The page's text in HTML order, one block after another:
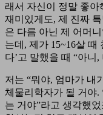
래서 자신이 정말 좋
재미있게도, 제 진짜
은 다름 아닌 제 어머
는데, 제가 15~16살 때
다’고 말했을 때 “아니
저는 “뭐야, 엄마가 내
체물리학자가 될 거야
는 거야”라고 생각했